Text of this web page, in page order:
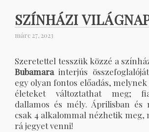
SZÍNHÁZI
márc 27, 2023
Szeretettel tesszük közzé a
Bubamarainterjús
egy olyan fontos előadás,
életeket változtathat meg;
dallamos és mély. Áprilisban és
csak 4 alkalommal nézhetik meg,
rá jegyet venni!